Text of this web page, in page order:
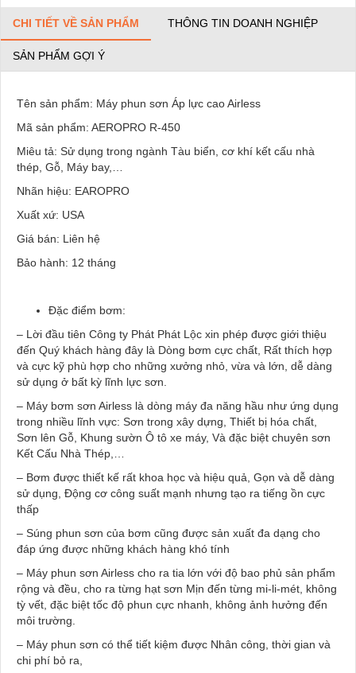
CHI TIẾT VỀ SẢN PHẨM THÔNG TIN DOANH NGHIỆP
SẢN PHẨM GỢI Ý
Tên sản phẩm: Máy phun sơn Áp lực cao Airless
Mã sản phẩm: AEROPRO R-450
Miêu tả: Sử dụng trong ngành Tàu biển, cơ khí kết cấu nhà
thép, Gỗ, Máy bay,…
Nhãn hiệu: EAROPRO
Xuất xứ: USA
Giá bán: Liên hệ
Bảo hành: 12 tháng
Đặc điểm bơm:
– Lời đầu tiên Công ty Phát Phát Lộc xin phép được giới thiệu
đến Quý khách hàng đây là Dòng bơm cực chất, Rất thích hợp
và cực kỹ phù hợp cho những xưởng nhỏ, vừa và lớn, dễ dàng
sử dụng ở bất kỳ lĩnh lực sơn.
– Máy bơm sơn Airless là dòng máy đa năng hầu như ứng dụng
trong nhiều lĩnh vực: Sơn trong xây dựng, Thiết bị hóa chất,
Sơn lên Gỗ, Khung sườn Ô tô xe máy, Và đặc biệt chuyên sơn
Kết Cấu Nhà Thép,…
– Bơm được thiết kế rất khoa học và hiệu quả, Gọn và dễ dàng
sử dụng, Động cơ công suất mạnh nhưng tạo ra tiếng ồn cực
thấp
– Súng phun sơn của bơm cũng được sản xuất đa dạng cho
đáp ứng được những khách hàng khó tính
– Máy phun sơn Airless cho ra tia lớn với độ bao phủ sản phẩm
rộng và đều, cho ra từng hạt sơn Mịn đến từng mi-li-mét, không
tỳ vết, đặc biệt tốc độ phun cực nhanh, không ảnh hưởng đến
môi trường.
– Máy phun sơn có thể tiết kiệm được Nhân công, thời gian và
chi phí bỏ ra,